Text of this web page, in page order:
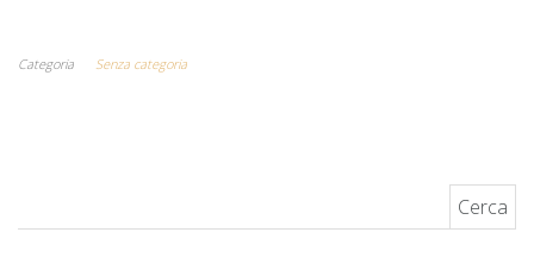
Categoria Senza categoria